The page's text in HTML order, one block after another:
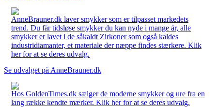
AnneBrauner.dk laver smykker som er tilpasset markedets
trend. Du får tidsløse smykker du kan nyde i mange år, alle
smykker er lavet i de såkaldt Zirkoner som også kaldes
industridiamanter, et materiale der næppe findes stærkere. Klik
her for at se deres udvalg.
Se udvalget på AnneBrauner.dk
Hos GoldenTimes.dk sælger de moderne smykker og ure fra en
lang række kendte mærker. Klik her for at se deres udvalg.